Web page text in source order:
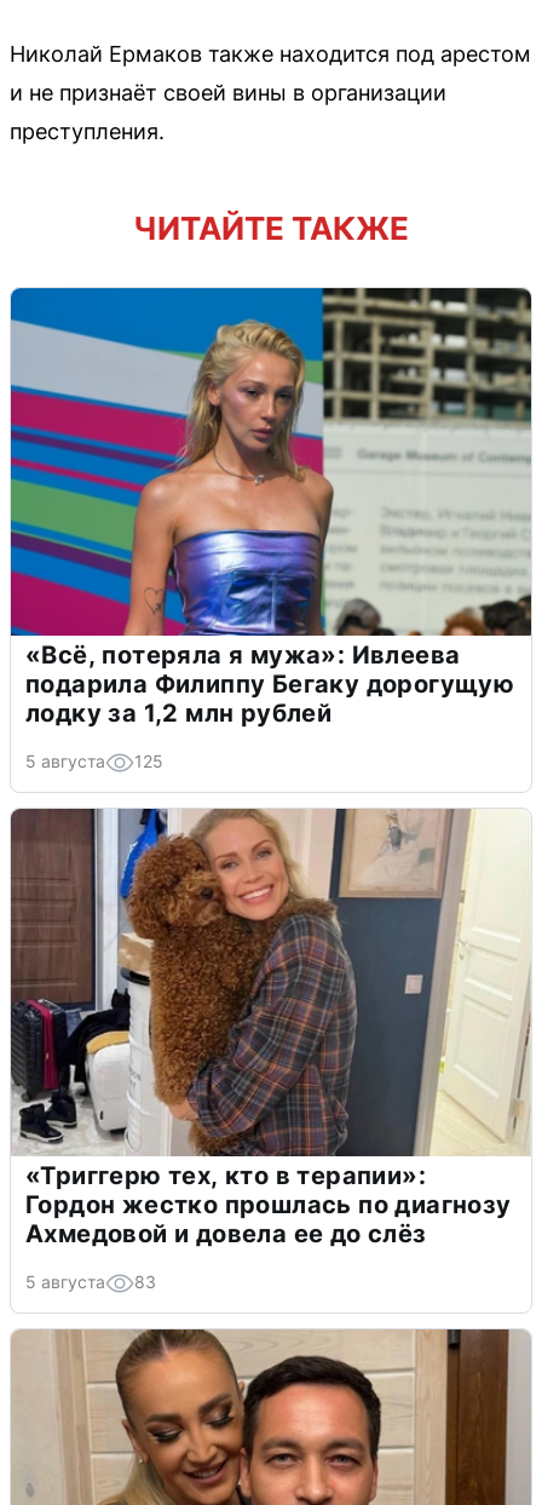
Николай Ермаков также находится под арестом
и не признаёт своей вины в организации
преступления.
ЧИТАЙТЕ ТАКЖЕ
«Всё, потеряла я мужа»: Ивлеева
подарила Филиппу Бегаку дорогущую
лодку за 1,2 млн рублей
5 августа 125
«Триггерю тех, кто в терапии»:
Гордон жестко прошлась по диагнозу
Ахмедовой и довела ее до слёз
5 августа 83